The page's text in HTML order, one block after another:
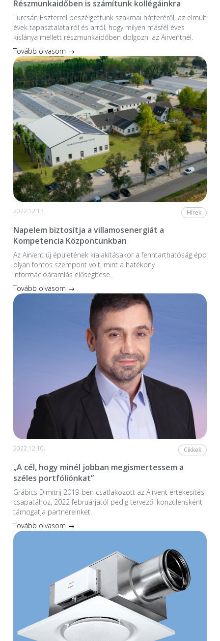
Részmunkaidőben is számítunk kollégáinkra
Turcsán Eszterrel beszélgettünk szakmai hátteréről, az elmúlt
évek tapasztalatairól és arról, hogy milyen másfél éves
kislánya mellett részmunkaidőben dolgozni az Airventnél.
Tovább olvasom →
2022.12.13. Hírek
Napelem biztosítja a villamosenergiát a
Kompetencia Központunkban
Az Airvent új épületének kialakításakor a fenntarthatóság épp
olyan fontos szempont volt, mint a hatékony
információáramlás elősegítése.
Tovább olvasom →
2022.12.10. Cikkek
„A cél, hogy minél jobban megismertessem a
széles portfóliónkat”
Grábics Dimitrij 2019-ben csatlakozott az Airvent értékesítési
csapatához, 2022 februárjától pedig tervezői konzulensként
támogatja partnereinket.
Tovább olvasom →